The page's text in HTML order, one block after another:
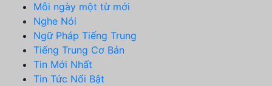
Mỗi ngày một từ mới
Nghe Nói
Ngữ Pháp Tiếng Trung
Tiếng Trung Cơ Bản
Tin Mới Nhất
Tin Tức Nổi Bật